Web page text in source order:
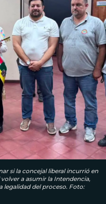
si la concejal liberal incurrió en
a asumir la Intendencia,
legalidad del proceso. Foto: